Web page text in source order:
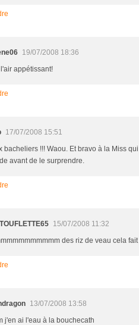
19/07/2008 18:36
appétissant!
17/07/2008 15:51
bacheliers !!! Waou. Et bravo à la Miss
avant de le surprendre.
15/07/2008 11:32
des riz de veau cela
13/07/2008 13:58
j'en ai l'eau à la bouchecath